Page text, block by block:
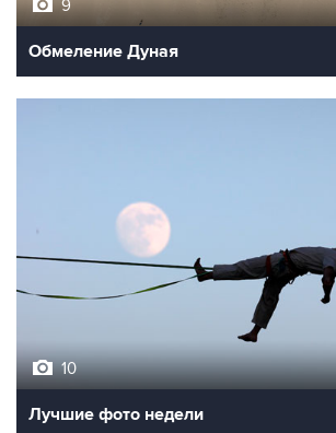
9
Обмеление Дуная
10
Лучшие фото недели